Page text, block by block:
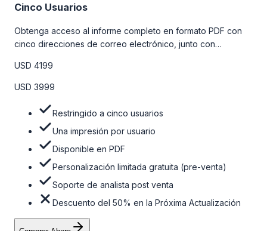
Cinco Usuarios
Obtenga acceso al informe completo en formato PDF con
cinco direcciones de correo electrónico, junto con
venta y el soporte post-venta de nuestros analistas. Para
obtener más información, consulte la tabla de precios a
USD 4199
USD 3999
Restringido a cinco usuarios
Una impresión por usuario
Disponible en PDF
Personalización limitada gratuita (pre-venta)
Soporte de analista post venta
Descuento del 50% en la Próxima Actualización